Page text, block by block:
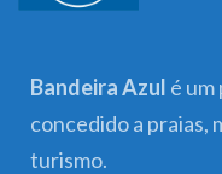
Bandeira Azul é
concedido a praias,
turismo.